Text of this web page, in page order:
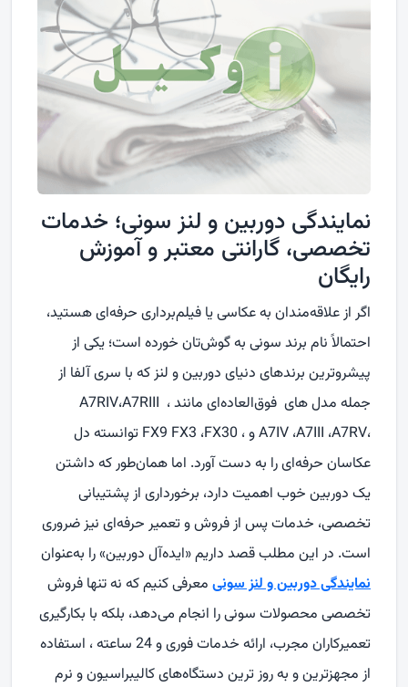
نمایندگی دوربین و لنز سونی؛ خدمات
تخصصی، گارانتی معتبر و آموزش
رایگان
اگر از علاقه‌مندان به عکاسی یا فیلم‌برداری حرفه‌ای هستید،
احتمالاً نام برند سونی به گوش‌تان خورده است؛ یکی از
پیشروترین برندهای دنیای دوربین و لنز که با سری‌ آلفا از
جمله مدل های فوق‌العاده‌ای مانند ، A7RIII،A7RIV
،A7RV، A7III، A7IVو ، FX30، FX9 FX3 توانسته دل
عکاسان حرفه‌ای را به‌ دست آورد. اما همان‌طور که داشتن
یک دوربین خوب اهمیت دارد، برخورداری از پشتیبانی
تخصصی، خدمات پس از فروش و تعمیر حرفه‌ای نیز ضروری
است. در این مطلب قصد داریم «ایده‌آل دوربین» را به‌عنوان
نمایندگی دوربین و لنز سونی معرفی کنیم که نه‌ تنها فروش
تخصصی محصولات سونی را انجام می‌دهد، بلکه با بکارگیری
تعمیرکاران مجرب، ارائه خدمات فوری و 24 ساعته ، استفاده
از مجهزترین و به روز ترین دستگاه‌های کالیبراسیون و نرم